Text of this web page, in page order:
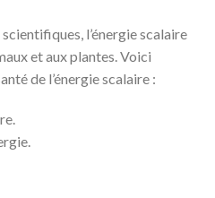
l’énergie scalaire
et aux plantes. Voici
de l’énergie scalaire :